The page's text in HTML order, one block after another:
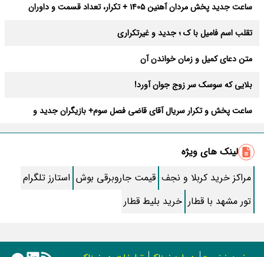
ساعت جدید پخش مردان آهنین 1405 + تکرار، تعداد قسمت و داوران
تقلب اسم فامیل با ک ؛ جدید و غیرتکراری
متن دعای کمیل و زمان خواندن آن
بلایی که سوسک سر زوج جوان آورد!
ساعت پخش و تکرار سریال آقای قاضی فصل سوم+ بازیگران جدید و
طرز تهیه سالاد ماکارونی خانگی خوشمزه و لذیذ + آموزش تصویری
طرز تهیه پاستا با سس آلفردو و مرغ فوری + آموزش تصویری پنه
جواب کامل اسم فامیل با “س”
ماه قرمز نشانه آخر دنیا در آسمان ظاهر شد !
جملات زیبا برای بهترین پدر دنیا
لینک های ویژه
مراکز خرید کربلا و نجف قیمت جاروبرقی بوش استارز تلگرام
تور مشهد با قطار خرید بلیط قطار